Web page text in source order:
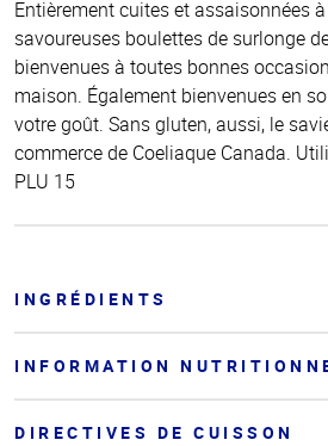
Entièrement cuites et assaisonnées
savoureuses boulettes de surlonge
bienvenues à toutes bonnes
maison. Également bienvenues en
votre goût. Sans gluten, aussi, le
commerce de Coeliaque Canada.
PLU 15
INGRÉDIENTS
INFORMATION
DIRECTIVES DE CUISSON